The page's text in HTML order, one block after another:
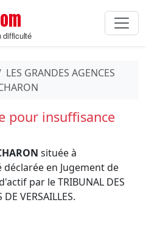
difficulté
LES GRANDES AGENCES
pour insuffisance
située à
déclarée en Jugement de
par le TRIBUNAL DES
VERSAILLES.